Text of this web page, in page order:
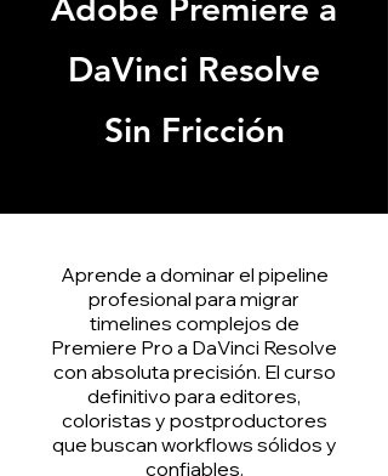
Adobe Premiere a
DaVinci Resolve
Sin Fricción
Aprende a dominar el pipeline
profesional para migrar
timelines complejos de
Premiere Pro a DaVinci Resolve
con absoluta precisión. El curso
definitivo para editores,
coloristas y postproductores
que buscan workflows sólidos y
confiables.